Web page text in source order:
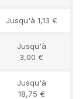
Jusqu'à 1,13 €
Jusqu'à
3,00 €
Jusqu'à
18,75 €